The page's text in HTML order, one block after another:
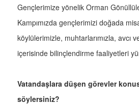
Gençlerimize yönelik Orman
Kampımızda gençlerimizi doğada
köylülerimizle, muhtarlarımızla, avcı
içerisinde bilinçlendirme faaliyetleri
Vatandaşlara düşen görevler
söylersiniz?